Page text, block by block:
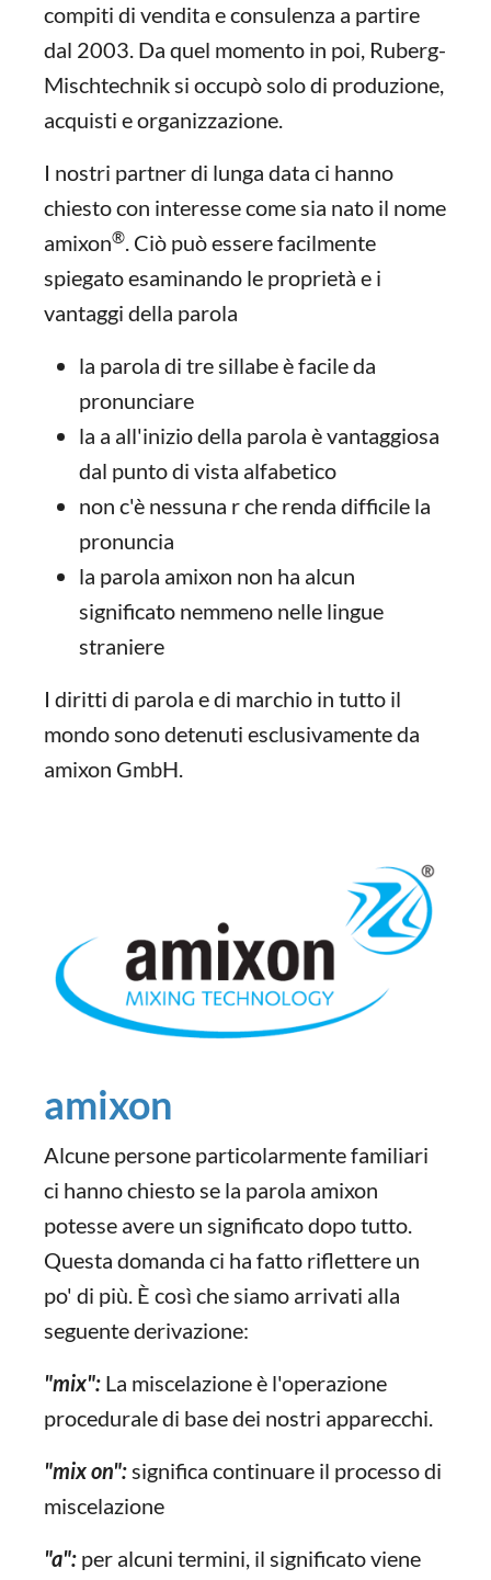
compiti di vendita e consulenza a partire
dal 2003. Da quel momento in poi, Ruberg-
Mischtechnik si occupò solo di produzione,
acquisti e organizzazione.
I nostri partner di lunga data ci hanno
chiesto con interesse come sia nato il nome
amixon®. Ciò può essere facilmente
spiegato esaminando le proprietà e i
vantaggi della parola
la parola di tre sillabe è facile da
pronunciare
la a all'inizio della parola è vantaggiosa
dal punto di vista alfabetico
non c'è nessuna r che renda difficile la
pronuncia
la parola amixon non ha alcun
significato nemmeno nelle lingue
straniere
I diritti di parola e di marchio in tutto il
mondo sono detenuti esclusivamente da
amixon GmbH.
amixon
Alcune persone particolarmente familiari
ci hanno chiesto se la parola amixon
potesse avere un significato dopo tutto.
Questa domanda ci ha fatto riflettere un
po' di più. È così che siamo arrivati alla
seguente derivazione:
"mix": La miscelazione è l'operazione
procedurale di base dei nostri apparecchi.
"mix on":significa continuare il processo di
miscelazione
"a": per alcuni termini, il significato viene